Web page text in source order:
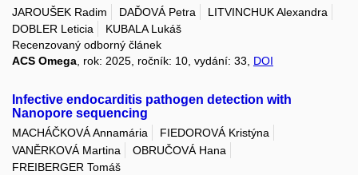
JAROUŠEK Radim DAĎOVÁ Petra
LITVINCHUK Alexandra
DOBLER Leticia
KUBALA Lukáš
Recenzovaný odborný článek
ACS Omega , rok: 2025, ročník: 10, vydání: 33, DOI
Infective endocarditis pathogen detection with
Nanopore sequencing
MACHÁČKOVÁ Annamária
FIEDOROVÁ Kristýna
VANĚRKOVÁ Martina
OBRUČOVÁ Hana
FREIBERGER Tomáš